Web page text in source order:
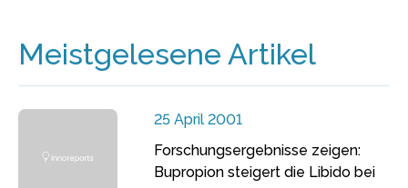
Meistgelesene Artikel
25 April 2001
Forschungsergebnisse zeigen:
Bupropion steigert die Libido bei